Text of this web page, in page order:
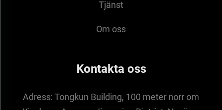
Tjänst
Om oss
Kontakta oss
Adress: Tongkun Building, 100 meter norr om